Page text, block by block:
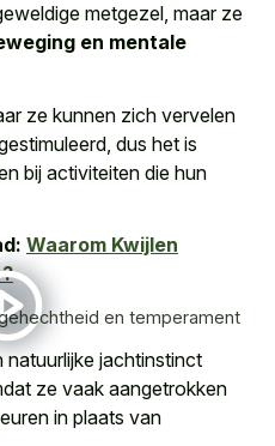
metgezel, maar ze
en mentale
ze kunnen zich vervelen
dus het is
bij activiteiten die hun
Waarom Kwijlen
en temperament
natuurlijke jachtinstinct
ze vaak aangetrokken
in plaats van